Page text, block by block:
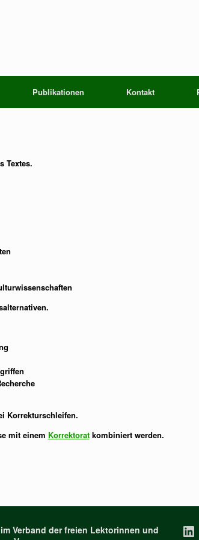
Publikationen Kontakt
Textes.
Korrekturschleifen.
mit einem Korrektoratkombiniert werden.
Verband der freien Lektorinnen und